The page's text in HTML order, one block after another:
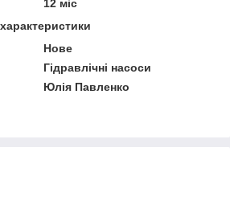
12 міс
Нове
Гідравлічні насоси
Юлія Павленко